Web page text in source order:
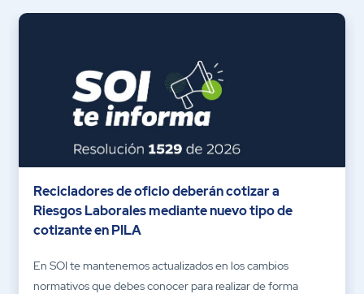
Recicladores de oficio deberán cotizar a
Riesgos Laborales mediante nuevo tipo de
cotizante en PILA
En SOI te mantenemos actualizados en los cambios
normativos que debes conocer para realizar de forma